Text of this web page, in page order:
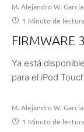
M. Alejandro W.
1 Minuto de
FIRMWARE
Ya está
para el iPod
M. Alejandro W.
1 Minuto de